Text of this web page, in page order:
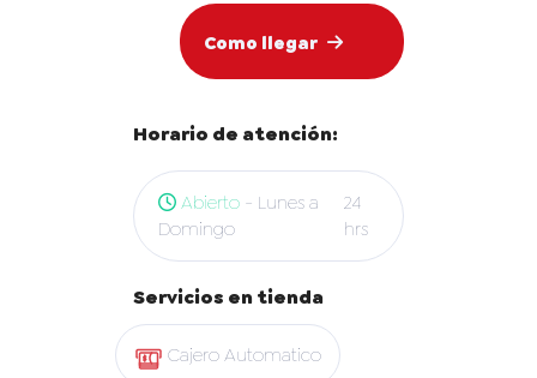
Como llegar
Horario de atención:
Abierto - Lunes a
Domingo
24
hrs
Servicios en tienda
Cajero Automatico